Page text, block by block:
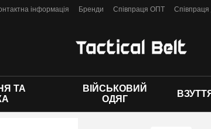
інформація Бренди Співпраця ОПТ
ТА
ВІЙСЬКОВИЙ
ОДЯГ